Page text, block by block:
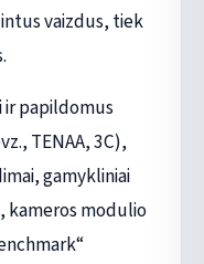
vaizdus, tiek
papildomus
TENAA, 3C),
gamykliniai
kameros modulio